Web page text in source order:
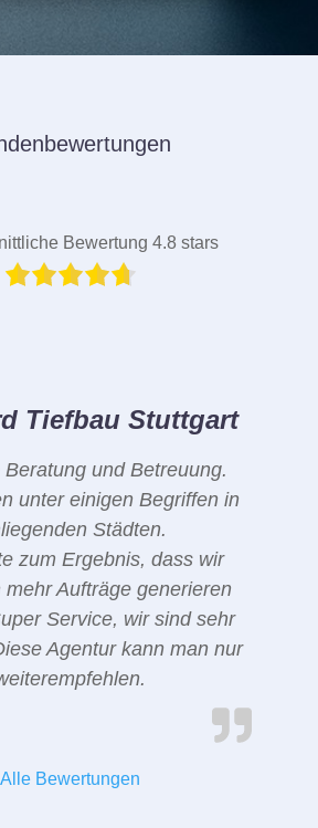
Bewertung 4.8 stars
Tiefbau Stuttgart
und Betreuung.
unter einigen Begriffen in
Städten.
zum Ergebnis, dass wir
mehr Aufträge generieren
Service, wir sind sehr
Agentur kann man nur
Alle Bewertungen